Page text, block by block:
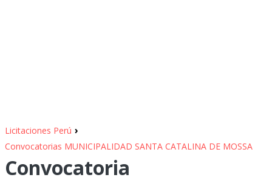
Licitaciones Perú ›
Convocatorias MUNICIPALIDAD SANTA CATALINA DE MOSSA
Convocatoria